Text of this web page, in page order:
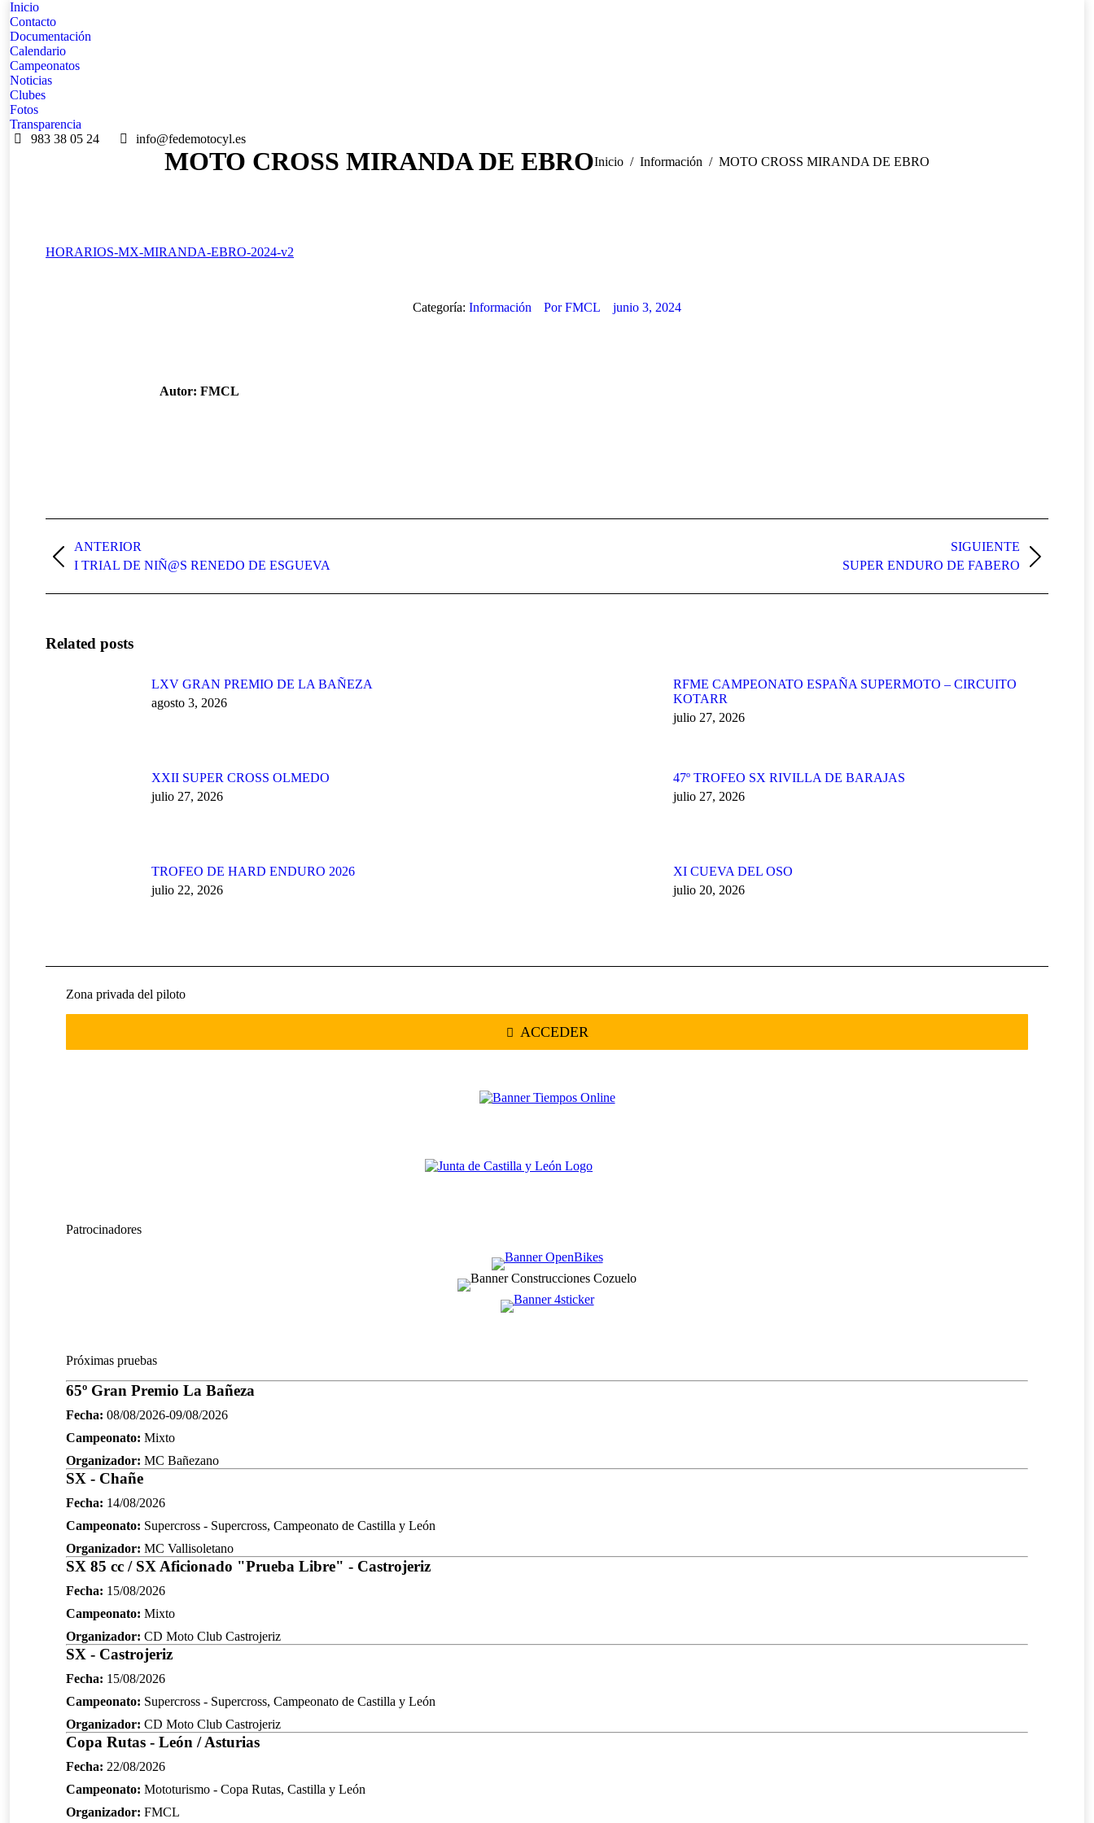
Inicio
Contacto
Documentación
Calendario
Campeonatos
Noticias
Clubes
Fotos
Transparencia
983 38 05 24
info@fedemotocyl.es
MOTO CROSS MIRANDA DE EBROEstás aquí:
Inicio Información MOTO CROSS MIRANDA DE EBRO
HORARIOS-MX-MIRANDA-EBRO-2024-v2
Categoría: Información PorFMCL junio 3, 2024
Autor: FMCL
entre
publicaciones
ANTERIOR
Publicación
I TRIAL DE NIÑ@S RENEDO DE ESGUEVA
SIGUIENTE
SUPER ENDURO DE FABERO
Related posts
LXV GRAN PREMIO DE LA BAÑEZA
agosto 3, 2026
RFME CAMPEONATO ESPAÑA SUPERMOTO – CIRCUITO
KOTARR
julio 27, 2026
XXII SUPER CROSS OLMEDO
julio 27, 2026
47º TROFEO SX RIVILLA DE BARAJAS
julio 27, 2026
TROFEO DE HARD ENDURO 2026
julio 22, 2026
XI CUEVA DEL OSO
julio 20, 2026
Zona privada del piloto
ACCEDER
Patrocinadores
Próximas pruebas
65º Gran Premio La Bañeza
Fecha: 08/08/2026-09/08/2026
Campeonato: Mixto
Organizador: MC Bañezano
SX - Chañe
Fecha: 14/08/2026
Campeonato: Supercross - Supercross, Campeonato de Castilla y León
Organizador: MC Vallisoletano
SX 85 cc / SX Aficionado "Prueba Libre" - Castrojeriz
Fecha: 15/08/2026
Campeonato: Mixto
Organizador: CD Moto Club Castrojeriz
SX - Castrojeriz
Fecha: 15/08/2026
Campeonato: Supercross - Supercross, Campeonato de Castilla y León
Organizador: CD Moto Club Castrojeriz
Copa Rutas - León / Asturias
Fecha: 22/08/2026
Campeonato: Mototurismo - Copa Rutas, Castilla y León
Organizador: FMCL